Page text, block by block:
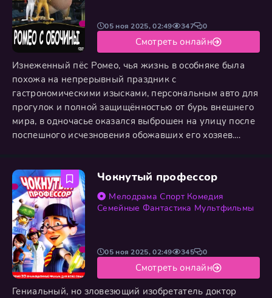
Изнеженный пёс Ромео, чья жизнь в особняке была
похожа на непрерывный праздник с
гастрономическими изысками, персональным авто для
прогулок и полной защищённостью от бурь внешнего
мира, в одночасье оказался выброшен на улицу после
поспешного исчезновения обожавших его хозяев.
испытание голодом, холодом и одиночеством. Однако
именно в этой жестокой школе жизни, среди
опасностей и лишений, он обрёл
05 ноя 2025, 02:49 347 0
Смотреть онлайн
Чокнутый профессор
Мелодрама Спорт Комедия
Семейные Фантастика Мультфильмы
Гениальный, но зловезющий изобретатель доктор
05 ноя 2025, 02:49 345 0
Смотреть онлайн